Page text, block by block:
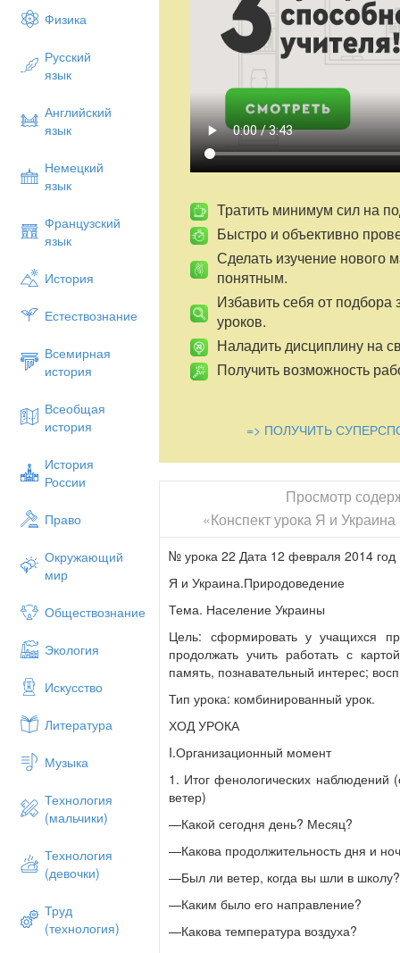
Физика
Русский
язык
Английский
язык
Немецкий
язык
Французский
язык
История
Естествознание
Всемирная
история
Всеобщая
история
История
России
Право
Окружающий
мир
Обществознание
Экология
Искусство
Литература
Музыка
Технология
(мальчики)
Технология
(девочки)
Труд
(технология)
1. Итог фенологических наблюдений
—Какой сегодня день? Месяц?
—Какова продолжительность дня и
—Был ли ветер, когда вы шли в школу?
—Каким было его направление?
—Какова температура воздуха?
—Какие изменения произошли в
—Каких птичек вы встретили по дороге
—Какие интересные изменения вы
—Что хорошее вы сделали для
II. Проверка домашнего задания
1. Блицопрос
Цвет жетонов учитель выбирает на
От чего зависит разнообразие
- Где расположены Крымские горы?
Покажите на физической карте
К каким по возрасту горам относятся
мире)
— Расскажите о природных условиях
Как называются луга Крымских гор?
Какая самая высокая вершина
массиве Бабуган-яйла.)
Какова ее высота? (Высота горы —
— Как меняются растения от
- Назовите растения Крымских гор.
Какие животные водятся только в
Какие заповедники созданы в Крыму?
Тратить минимум сил на
Быстро и объективно
Сделать изучение нового
понятным.
Избавить себя от подбора
уроков.
Наладить дисциплину на
Получить возможность
=> ПОЛУЧИТЬ
Просмотр
«Конспект урока Я и
№ урока 22 Дата 12 февраля 2014 год
Я и Украина.Природоведение
Тема. Население Украины
Цель: сформировать у учащихся
продолжать учить работать с
память, познавательный интерес;
Тип урока: комбинированный урок.
ХОД УРОКА
I.Организационный момент
1. Итог фенологических
ветер)
—Какой сегодня день? Месяц?
—Какова продолжительность дня и
—Был ли ветер, когда вы шли в школу?
—Каким было его направление?
—Какова температура воздуха?